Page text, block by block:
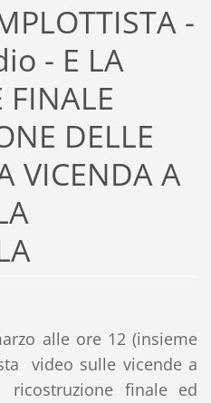
-
- E LA
FINALE
DELLE
VICENDA A
alle ore 12 (insieme
video sulle vicende a
finale ed